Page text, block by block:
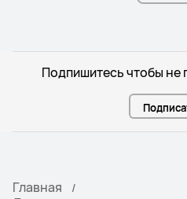
Подпишитесь чтобы не
Главная